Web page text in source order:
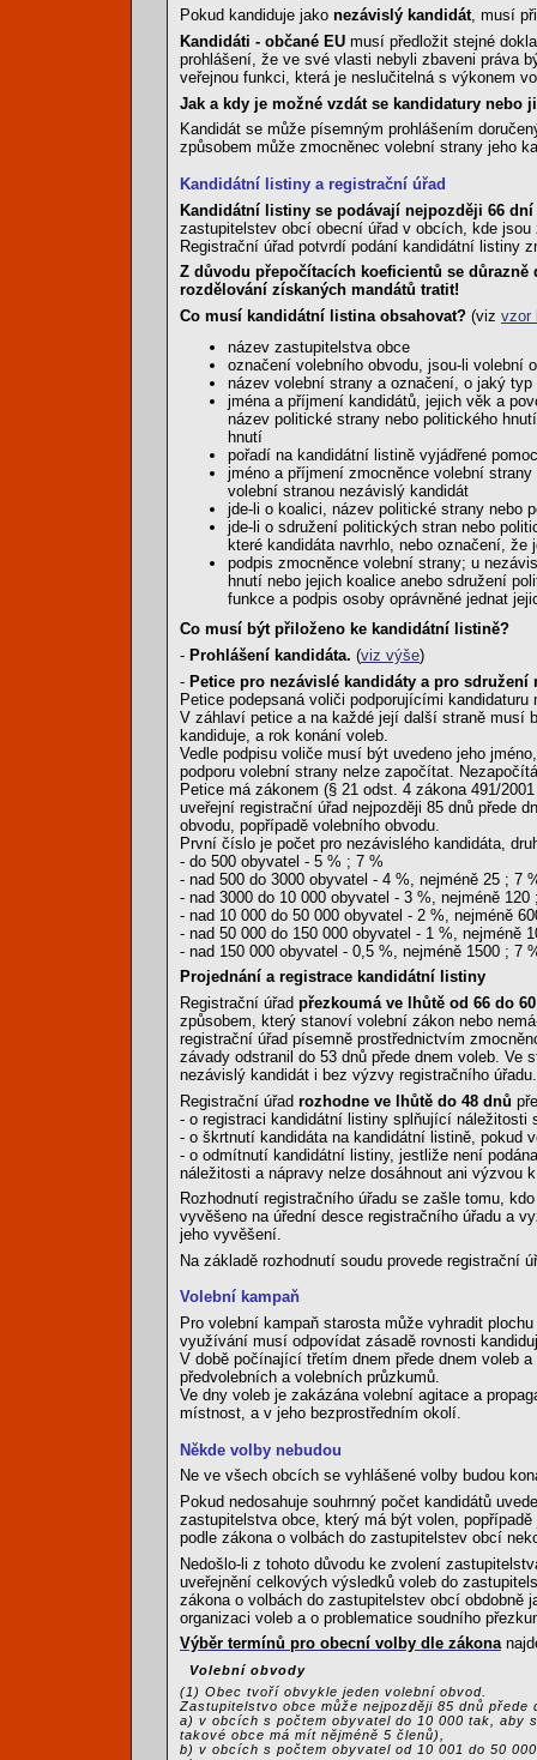
Pokud kandiduje jako nezávislý kandidát, musí
Kandidáti - občané EU musí předložit stejné
prohlášení, že ve své vlasti nebyli zbaveni práva
veřejnou funkci, která je neslučitelná s výkonem
Jak a kdy je možné vzdát se kandidatury nebo
Kandidát se může písemným prohlášením
způsobem může zmocněnec volební strany jeho
Kandidátní listiny a registrační úřad
Kandidátní listiny se podávají nejpozději 66
zastupitelstev obcí obecní úřad v obcích, kde
Registrační úřad potvrdí podání kandidátní listiny
Z důvodu přepočítacích koeficientů se
rozdělování získaných mandátů tratit!
Co musí kandidátní listina obsahovat? (viz vzor
název zastupitelstva obce
označení volebního obvodu, jsou-li volební
název volební strany a označení, o jaký
jména a příjmení kandidátů, jejich věk a
název politické strany nebo politického
hnutí
pořadí na kandidátní listině vyjádřené
jméno a příjmení zmocněnce volební
volební stranou nezávislý kandidát
jde-li o koalici, název politické strany nebo
jde-li o sdružení politických stran nebo
které kandidáta navrhlo, nebo označení, že
podpis zmocněnce volební strany; u
hnutí nebo jejich koalice anebo sdružení
funkce a podpis osoby oprávněné jednat
Co musí být přiloženo ke kandidátní listině?
- Prohlášení kandidáta. (viz výše)
- Petice pro nezávislé kandidáty a pro sdružení
Petice podepsaná voliči podporujícími
V záhlaví petice a na každé její další straně musí
kandiduje, a rok konání voleb.
Vedle podpisu voliče musí být uvedeno jeho
podporu volební strany nelze započítat.
Petice má zákonem (§ 21 odst. 4 zákona 491/
uveřejní registrační úřad nejpozději 85 dnů přede
obvodu, popřípadě volebního obvodu.
První číslo je počet pro nezávislého kandidáta,
- do 500 obyvatel - 5 % ; 7 %
- nad 500 do 3000 obyvatel - 4 %, nejméně 25 ; 7
- nad 3000 do 10 000 obyvatel - 3 %, nejméně 120
- nad 10 000 do 50 000 obyvatel - 2 %, nejméně
- nad 50 000 do 150 000 obyvatel - 1 %, nejméně
- nad 150 000 obyvatel - 0,5 %, nejméně 1500 ; 7
Projednání a registrace kandidátní listiny
Registrační úřad přezkoumá ve lhůtě od 66 do
způsobem, který stanoví volební zákon nebo
registrační úřad písemně prostřednictvím
závady odstranil do 53 dnů přede dnem voleb.
nezávislý kandidát i bez výzvy registračního úřadu.
Registrační úřad rozhodne ve lhůtě do 48 dnů
- o registraci kandidátní listiny splňující náležitosti
- o škrtnutí kandidáta na kandidátní listině, pokud
- o odmítnutí kandidátní listiny, jestliže není
náležitosti a nápravy nelze dosáhnout ani výzvou
Rozhodnutí registračního úřadu se zašle tomu,
vyvěšeno na úřední desce registračního úřadu a
jeho vyvěšení.
Na základě rozhodnutí soudu provede registrační
Volební kampaň
Pro volební kampaň starosta může vyhradit
využívání musí odpovídat zásadě rovnosti
V době počínající třetím dnem přede dnem voleb
předvolebních a volebních průzkumů.
Ve dny voleb je zakázána volební agitace a
místnost, a v jeho bezprostředním okolí.
Někde volby nebudou
Ne ve všech obcích se vyhlášené volby budou
Pokud nedosahuje souhrnný počet kandidátů
zastupitelstva obce, který má být volen,
podle zákona o volbách do zastupitelstev obcí
Nedošlo-li z tohoto důvodu ke zvolení
uveřejnění celkových výsledků voleb do
zákona o volbách do zastupitelstev obcí obdobně
organizaci voleb a o problematice soudního
Výběr termínů pro obecní volby dle zákona
Volební obvody
(1) Obec tvoří obvykle jeden volební obvod.
Zastupitelstvo obce může nejpozději 85 dnů
a) v obcích s počtem obyvatel do 10 000 tak, aby
takové obce má mít nějméně 5 členů),
b) v obcích s počtem obyvatel od 10 001 do 50